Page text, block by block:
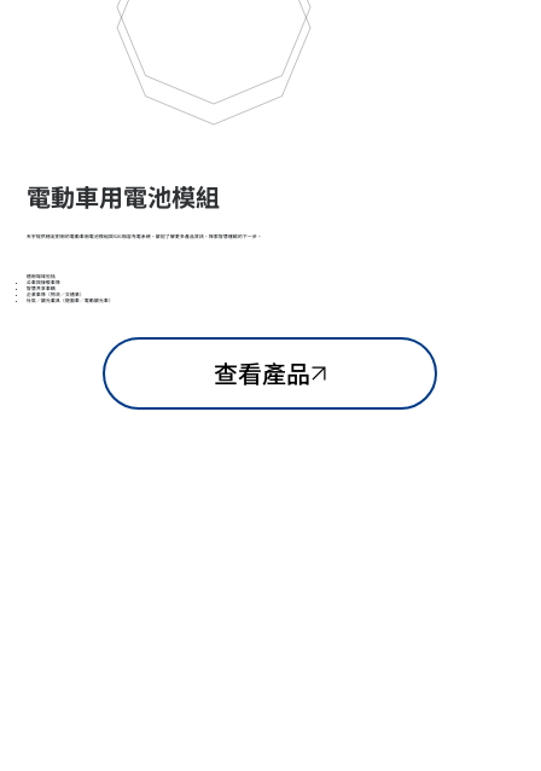
電動車用電池模組
天宇提供穩定耐用的電動車用電池模組與V2G相容充電系統，歡迎了解更多產品資訊，探索智慧運輸的下一步。
適用場域包括
公車與接駁車隊
智慧共享車輛
企業車隊（物流／交通業）
社區／觀光載具（遊園車／電動觀光車）
查看產品